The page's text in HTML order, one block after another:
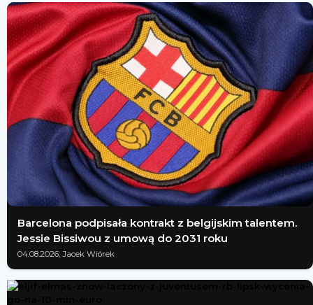
Barcelona podpisała kontrakt z belgijskim talentem.
Jessie Bissiwou z umową do 2031 roku
04.08.2026; Jacek Wiórek